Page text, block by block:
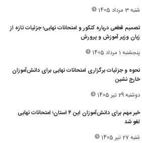
شنبه 3 مرداد 1405
تصمیم قطعی درباره کنکور و امتحانات نهایی؛ جزئیات تازه از
زبان وزیر آموزش و پرورش
پنجشنبه 1 مرداد 1405
نحوه و جزئیات برگزاری امتحانات نهایی برای دانش‌آموزان
خارج نشین
دوشنبه 29 تیر 1405
خبر مهم برای دانش‌آموزان این ۴ استان؛ امتحانات نهایی
لغو شد
شنبه 27 تیر 1405